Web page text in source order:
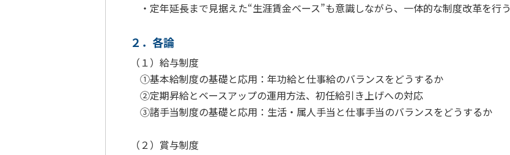
・定年延長まで見据えた“生涯賃金ベース”も意識しながら、一体的な制度改革を行う
２．各論
（１）給与制度
①基本給制度の基礎と応用：年功給と仕事給のバランスをどうするか
②定期昇給とベースアップの運用方法、初任給引き上げへの対応
③諸手当制度の基礎と応用：生活・属人手当と仕事手当のバランスをどうするか
（２）賞与制度